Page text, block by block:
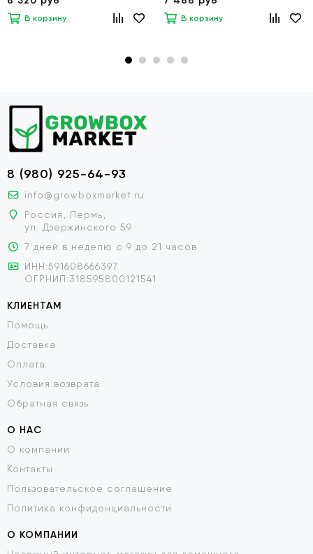
В корзину В корзину
8 (980) 925-64-93
info@growboxmarket.ru
Россия, Пермь,
ул. Дзержинского 59
7 дней в неделю с 9 до 21 часов
ИНН:591608666397
ОГРНИП:318595800121541
КЛИЕНТАМ
Помощь
Доставка
Оплата
Условия возврата
Обратная связь
О НАС
О компании
Контакты
Пользовательское соглашение
Политика конфиденциальности
О КОМПАНИИ